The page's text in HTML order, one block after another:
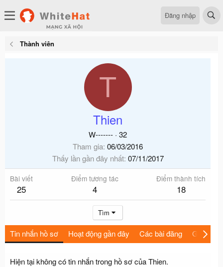
Đăng nhập
Thành viên
T
Thien
W------- · 32
Tham gia 06/03/2016
Thấy lần gần đây nhất 07/11/2017
Bài viết
25
Điểm tương tác
4
Điểm thành tích
18
Tìm
Tin nhắn hồ sơ Hoạt động gần đây Các bài đăng Giới thiệu
Hiện tại không có tin nhắn trong hồ sơ của Thien.